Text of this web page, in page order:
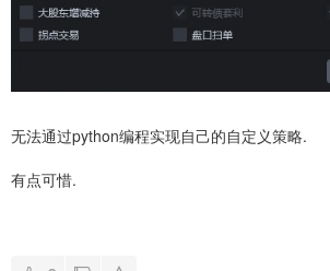
无法通过python编程实现自己的自定义策略.
有点可惜.